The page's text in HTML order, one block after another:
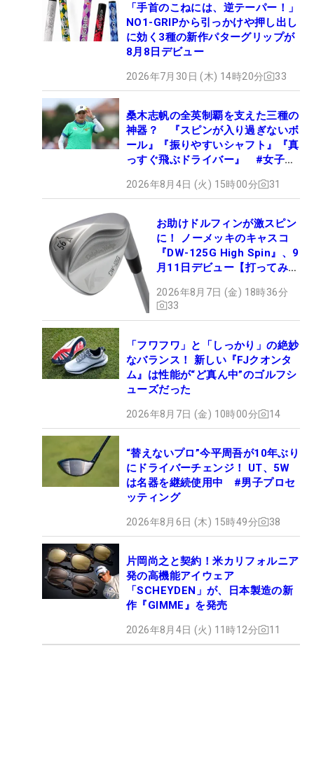
「手首のこねには、逆テーパー！」
NO1-GRIPから引っかけや押し出し
に効く3種の新作パターグリップが
8月8日デビュー
2026年7月30日 (木) 14時20分 33
桑木志帆の全英制覇を支えた三種の
神器？ 『スピンが入り過ぎないボ
ール』『振りやすいシャフト』『真
っすぐ飛ぶドライバー』 #女子プ
2026年8月4日 (火) 15時00分 31
お助けドルフィンが激スピン
に！ ノーメッキのキャスコ
『DW-125G High Spin』、9
月11日デビュー【打ってみ
2026年8月7日 (金) 18時36分
33
「フワフワ」と「しっかり」の絶妙
なバランス！ 新しい『FJクオンタ
ム』は性能が“ど真ん中”のゴルフシ
ューズだった
2026年8月7日 (金) 10時00分 14
“替えないプロ”今平周吾が10年ぶり
にドライバーチェンジ！ UT、5W
は名器を継続使用中 #男子プロセ
ッティング
2026年8月6日 (木) 15時49分 38
片岡尚之と契約！米カリフォルニア
発の高機能アイウェア
「SCHEYDEN」が、日本製造の新
作『GIMME』を発売
2026年8月4日 (火) 11時12分 11